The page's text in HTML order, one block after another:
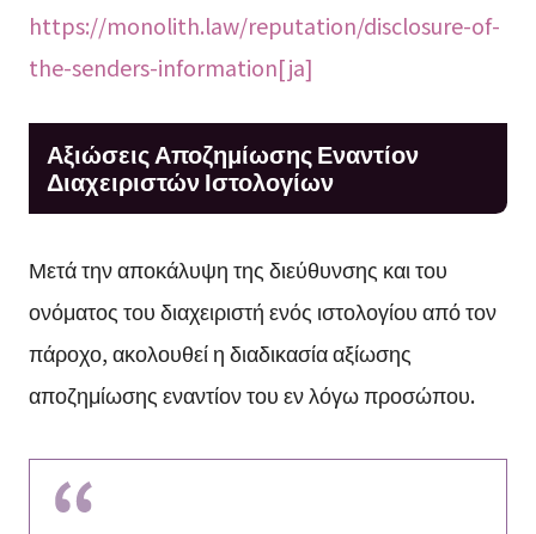
https://monolith.law/reputation/disclosure-of-
the-senders-information[ja]
Αξιώσεις Αποζημίωσης Εναντίον
Διαχειριστών Ιστολογίων
Μετά την αποκάλυψη της διεύθυνσης και του
ονόματος του διαχειριστή ενός ιστολογίου από τον
πάροχο, ακολουθεί η διαδικασία αξίωσης
αποζημίωσης εναντίον του εν λόγω προσώπου.